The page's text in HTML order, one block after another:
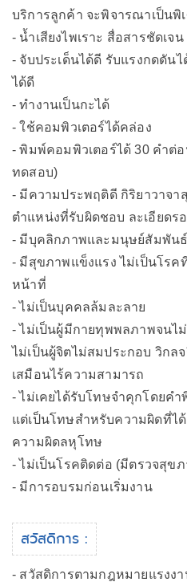
บริการลูกค้า จะพิจารณาเป็นพิ
- น้ำเสียงไพเราะ สื่อสารชัดเจ
- จับประเด็นได้ดี รับแรงกดดัน
ได้ดี
- ทำงานเป็นกะได้
- ใช้คอมพิวเตอร์ได้คล่อง
- พิมพ์คอมพิวเตอร์ได้ 30 คำต่
ทดสอบ)
- มีความประพฤติดี กิริยาวาจา
ตำแหน่งที่รับผิดชอบ ละเอียดร
- มีบุคลิกภาพและมนุษย์สัมพัน
- มีสุขภาพแข็งแรง ไม่เป็นโร
หน้าที่
- ไม่เป็นบุคคลล้มละลาย
- ไม่เป็นผู้มีกายทุพพลภาพจนไ
ไม่เป็นผู้จิตไม่สมประกอบ วิกล
เสมือนไร้ความสามารถ
- ไม่เคยได้รับโทษจำคุกโดยค
แต่เป็นโทษสำหรับความผิดที่ไ
ความผิดลหุโทษ
- ไม่เป็นโรคติดต่อ (มีตรวจสุข
- มีการอบรมก่อนเริ่มงาน
สวัสดิการ :
- สวัสดิการตามกฎหมายแรงง